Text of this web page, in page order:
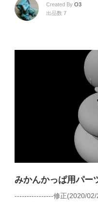
Created By O3
出品数 7
みかんかっぱ用パー
----------------修正(2020/02/